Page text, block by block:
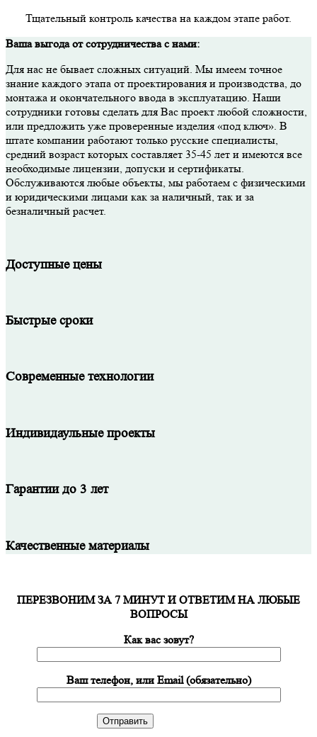
Тщательный контроль качества на каждом этапе работ.
Ваша выгода от сотрудничества с нами:
Для нас не бывает сложных ситуаций. Мы имеем точное
знание каждого этапа от проектирования и производства, до
монтажа и окончательного ввода в эксплуатацию. Наши
сотрудники готовы сделать для Вас проект любой сложности,
или предложить уже проверенные изделия «под ключ». В
штате компании работают только русские специалисты,
средний возраст которых составляет 35-45 лет и имеются все
необходимые лицензии, допуски и сертификаты.
Обслуживаются любые объекты, мы работаем с физическими
и юридическими лицами как за наличный, так и за
безналичный расчет.
Доступные цены
Быстрые сроки
Современные технологии
Индивидаульные проекты
Гарантии до 3 лет
Качественные материалы
ПЕРЕЗВОНИМ ЗА 7 МИНУТ И ОТВЕТИМ НА ЛЮБЫЕ
ВОПРОСЫ
Как вас зовут?
Ваш телефон, или Email (обязательно)